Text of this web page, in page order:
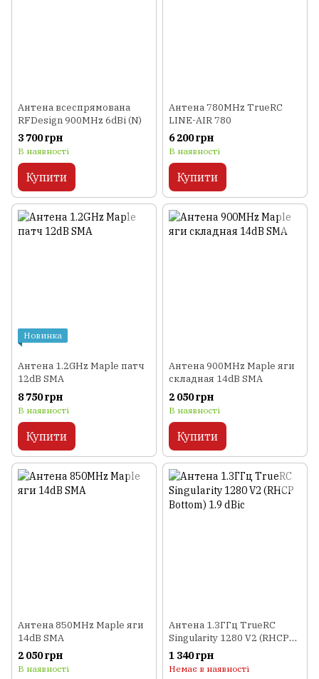
Антена всеспрямована
RFDesign 900MHz 6dBi (N)
3 700 грн
В наявності
Купити
Антена 780MHz TrueRC
LINE-AIR 780
6 200 грн
В наявності
Купити
Новинка
Антена 1.2GHz Maple патч
12dB SMA
8 750 грн
В наявності
Купити
Антена 900MHz Maple яги
складная 14dB SMA
2 050 грн
В наявності
Купити
Антена 850MHz Maple яги
14dB SMA
2 050 грн
В наявності
Антена 1.3ГГц TrueRC
Singularity 1280 V2 (RHCP
Bottom) 1.9 dBic
1 340 грн
Немає в наявності